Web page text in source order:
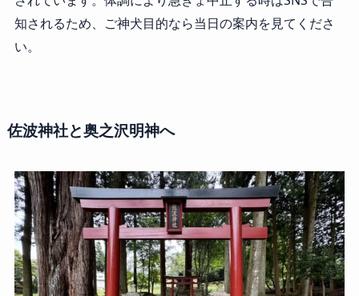
知されるため、ご神犬目的なら当日の案内を見てくださ
い。
佐波神社と奥之沢明神へ